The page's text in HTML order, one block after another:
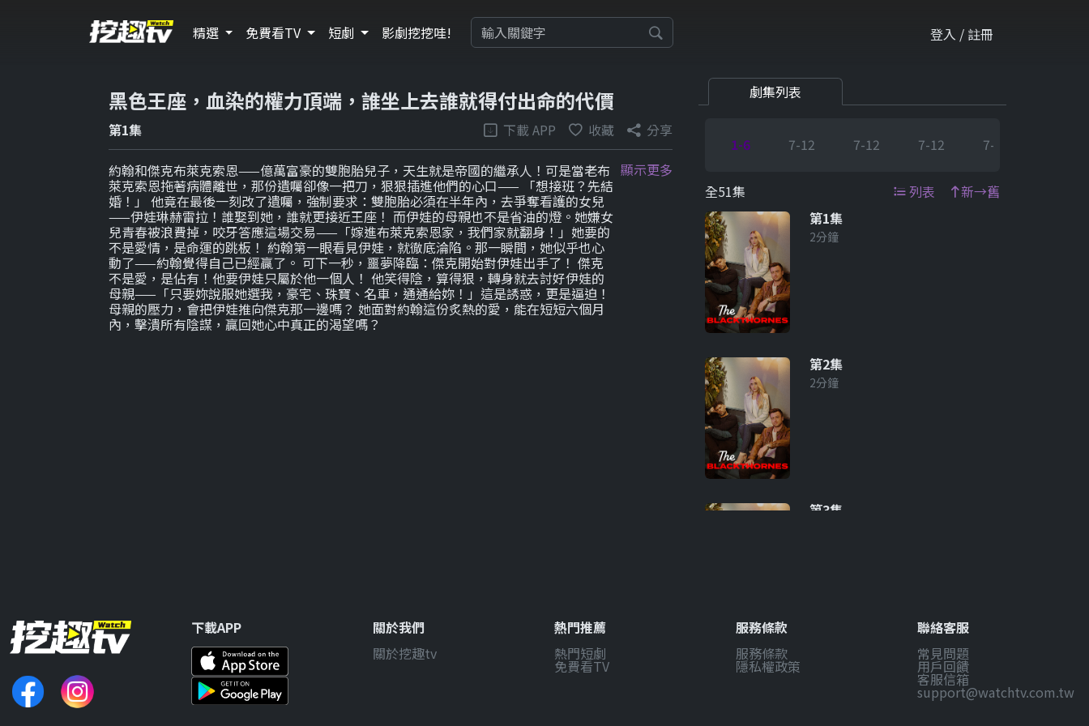
精選 免費看TV 短劇 影劇挖挖哇! 登入 / 註冊
黑色王座，血染的權力頂端，誰坐上去誰就得付出命的代價
第1集 下載 APP 收藏 分享
約翰和傑克布萊克索恩——億萬富豪的雙胞胎兒子，天生就是帝國的繼承人！可是當老布
萊克索恩拖著病體離世，那份遺囑卻像一把刀，狠狠插進他們的心口—— 「想接班？先結
婚！」 他竟在最後一刻改了遺囑，強制要求：雙胞胎必須在半年內，去爭奪看護的女兒
——伊娃琳赫雷拉！誰娶到她，誰就更接近王座！ 而伊娃的母親也不是省油的燈。她嫌女
兒青春被浪費掉，咬牙答應這場交易——「嫁進布萊克索恩家，我們家就翻身！」她要的
不是愛情，是命運的跳板！ 約翰第一眼看見伊娃，就徹底淪陷。那一瞬間，她似乎也心
動了——約翰覺得自己已經贏了。 可下一秒，噩夢降臨：傑克開始對伊娃出手了！ 傑克
不是愛，是佔有！他要伊娃只屬於他一個人！ 他笑得陰，算得狠，轉身就去討好伊娃的
母親——「只要妳說服她選我，豪宅、珠寶、名車，通通給妳！」這是誘惑，更是逼迫！
母親的壓力，會把伊娃推向傑克那一邊嗎？ 她面對約翰這份炙熱的愛，能在短短六個月
內，擊潰所有陰謀，贏回她心中真正的渴望嗎？
顯示更多
劇集列表
1-6 7-12 7-12 7-12 7-12
全51集 列表
新→舊
第1集
2分鐘
第2集
2分鐘
第3集
下載APP
關於我們
關於挖趣tv
熱門推薦
熱門短劇
免費看TV
服務條款
服務條款
隱私權政策
聯絡客服
常見問題
用戶回饋
客服信箱
support@watchtv.com.tw